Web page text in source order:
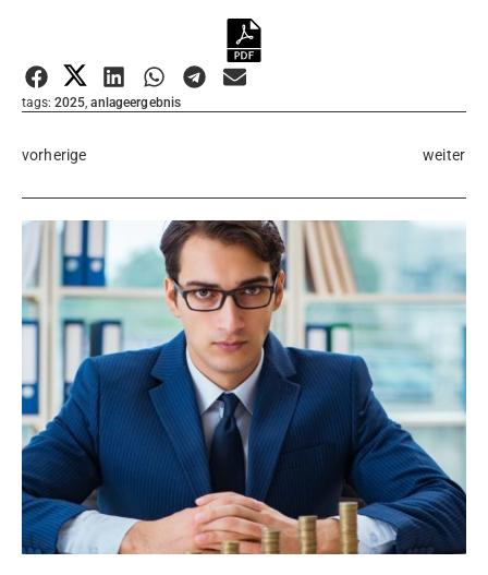
Bewertung abgeben
tags: 2025 ,anlageergebnis
vorherige weiter